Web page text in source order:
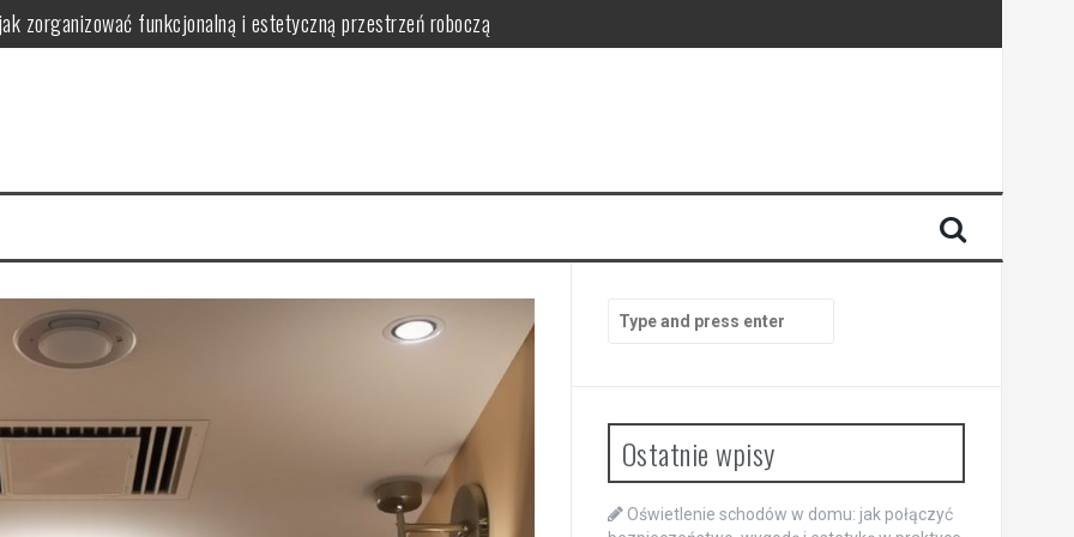
zorganizować funkcjonalną i estetyczną przestrzeń roboczą
i ergonomiczne oświetlenie wspierające naukę
bezpieczeństwo, wygodę i estetykę w praktyce
for:
Ostatnie wpisy
Oświetlenie schodów w domu: jak połączyć